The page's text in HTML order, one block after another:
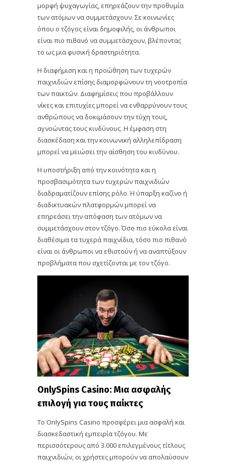
μορφή ψυχαγωγίας, επηρεάζουν την προθυμία
των ατόμων να συμμετάσχουν. Σε κοινωνίες
όπου ο τζόγος είναι δημοφιλής, οι άνθρωποι
είναι πιο πιθανό να συμμετάσχουν, βλέποντας
το ως μια φυσική δραστηριότητα.
Η διαφήμιση και η προώθηση των τυχερών
παιχνιδιών επίσης διαμορφώνουν τη νοοτροπία
των παικτών. Διαφημίσεις που προβάλλουν
νίκες και επιτυχίες μπορεί να ενθαρρύνουν τους
ανθρώπους να δοκιμάσουν την τύχη τους,
αγνοώντας τους κινδύνους. Η έμφαση στη
διασκέδαση και την κοινωνική αλληλεπίδραση
μπορεί να μειώσει την αίσθηση του κινδύνου.
Η υποστήριξη από την κοινότητα και η
προσβασιμότητα των τυχερών παιχνιδιών
διαδραματίζουν επίσης ρόλο. Η ύπαρξη καζίνο ή
διαδικτυακών πλατφορμών μπορεί να
επηρεάσει την απόφαση των ατόμων να
συμμετάσχουν στον τζόγο. Όσο πιο εύκολα είναι
διαθέσιμα τα τυχερά παιχνίδια, τόσο πιο πιθανό
είναι οι άνθρωποι να εθιστούν ή να αναπτύξουν
προβλήματα που σχετίζονται με τον τζόγο.
OnlySpins Casino: Μια ασφαλής
επιλογή για τους παίκτες
Το OnlySpins Casino προσφέρει μια ασφαλή και
διασκεδαστική εμπειρία τζόγου. Με
περισσότερους από 3.000 επιλεγμένους τίτλους
παιχνιδιών, οι χρήστες μπορούν να απολαύσουν